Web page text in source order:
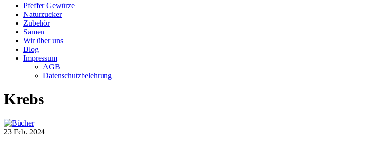
Pfeffer Gewürze
Naturzucker
Zubehör
Samen
Wir über uns
Blog
Impressum
AGB
Datenschutzbelehrung
Krebs
23 Feb. 2024